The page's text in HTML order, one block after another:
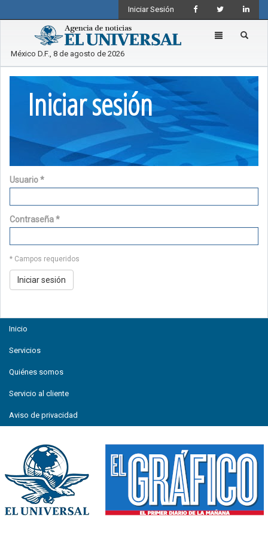
Iniciar Sesión
Toggle
México D.F., 8 de agosto de 2026
Iniciar sesión
Usuario*
Contraseña*
* Campos requeridos
Inicio
Servicios
Quiénes somos
Servicio al cliente
Aviso de privacidad